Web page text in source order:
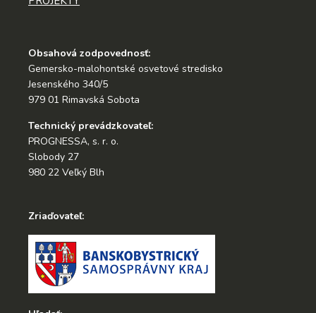
Obsahová zodpovednosť:
Gemersko-malohontské osvetové stredisko
Jesenského 340/5
979 01 Rimavská Sobota
Technický prevádzkovateľ:
PROGNESSA, s. r. o.
Slobody 27
980 22 Veľký Blh
Zriaďovateľ: